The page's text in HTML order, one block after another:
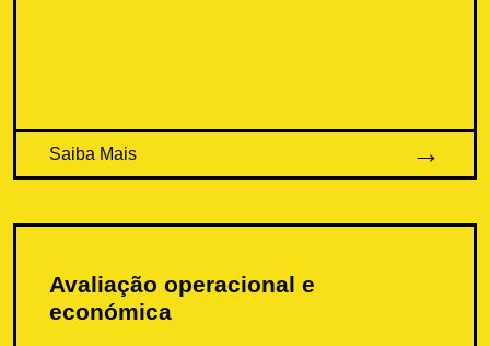
Saiba Mais
Avaliação operacional e
económica